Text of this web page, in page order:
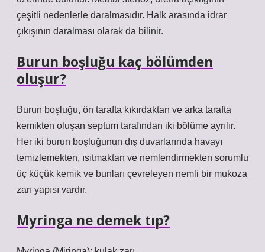
çeşitli nedenlerle daralmasıdır. Halk arasında idrar
çıkışının daralması olarak da bilinir.
Burun boşluğu kaç bölümden
oluşur?
Burun boşluğu, ön tarafta kıkırdaktan ve arka tarafta
kemikten oluşan septum tarafından iki bölüme ayrılır.
Her iki burun boşluğunun dış duvarlarında havayı
temizlemekten, ısıtmaktan ve nemlendirmekten sorumlu
üç küçük kemik ve bunları çevreleyen nemli bir mukoza
zarı yapısı vardır.
Myringa ne demek tıp?